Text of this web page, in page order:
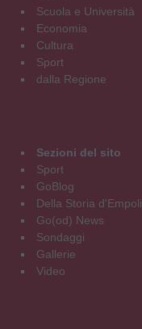
Scuola e Università
Economia
Cultura
Sport
dalla Regione
Sezioni del sito
Sport
GoBlog
Della Storia d'Empoli
Go(od) News
Sondaggi
Gallerie
Video